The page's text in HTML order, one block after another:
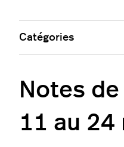
Notes
11 au 24
Catégories